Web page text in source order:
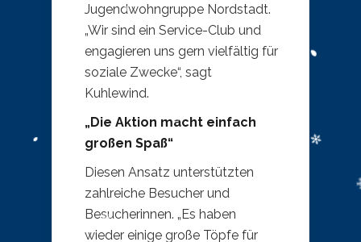
Jugendwohngruppe Nordstadt.
„Wir sind ein Service-Club und
engagieren uns gern vielfältig für
soziale Zwecke“, sagt
Kuhlewind.
„Die Aktion macht einfach
großen Spaß“
Diesen Ansatz unterstützten
zahlreiche Besucher und
Besucherinnen. „Es haben
wieder einige große Töpfe für